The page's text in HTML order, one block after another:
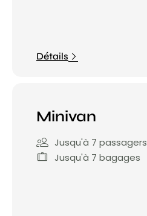
Détails
Minivan
Jusqu'à 7 passagers
Jusqu'à 7 bagages